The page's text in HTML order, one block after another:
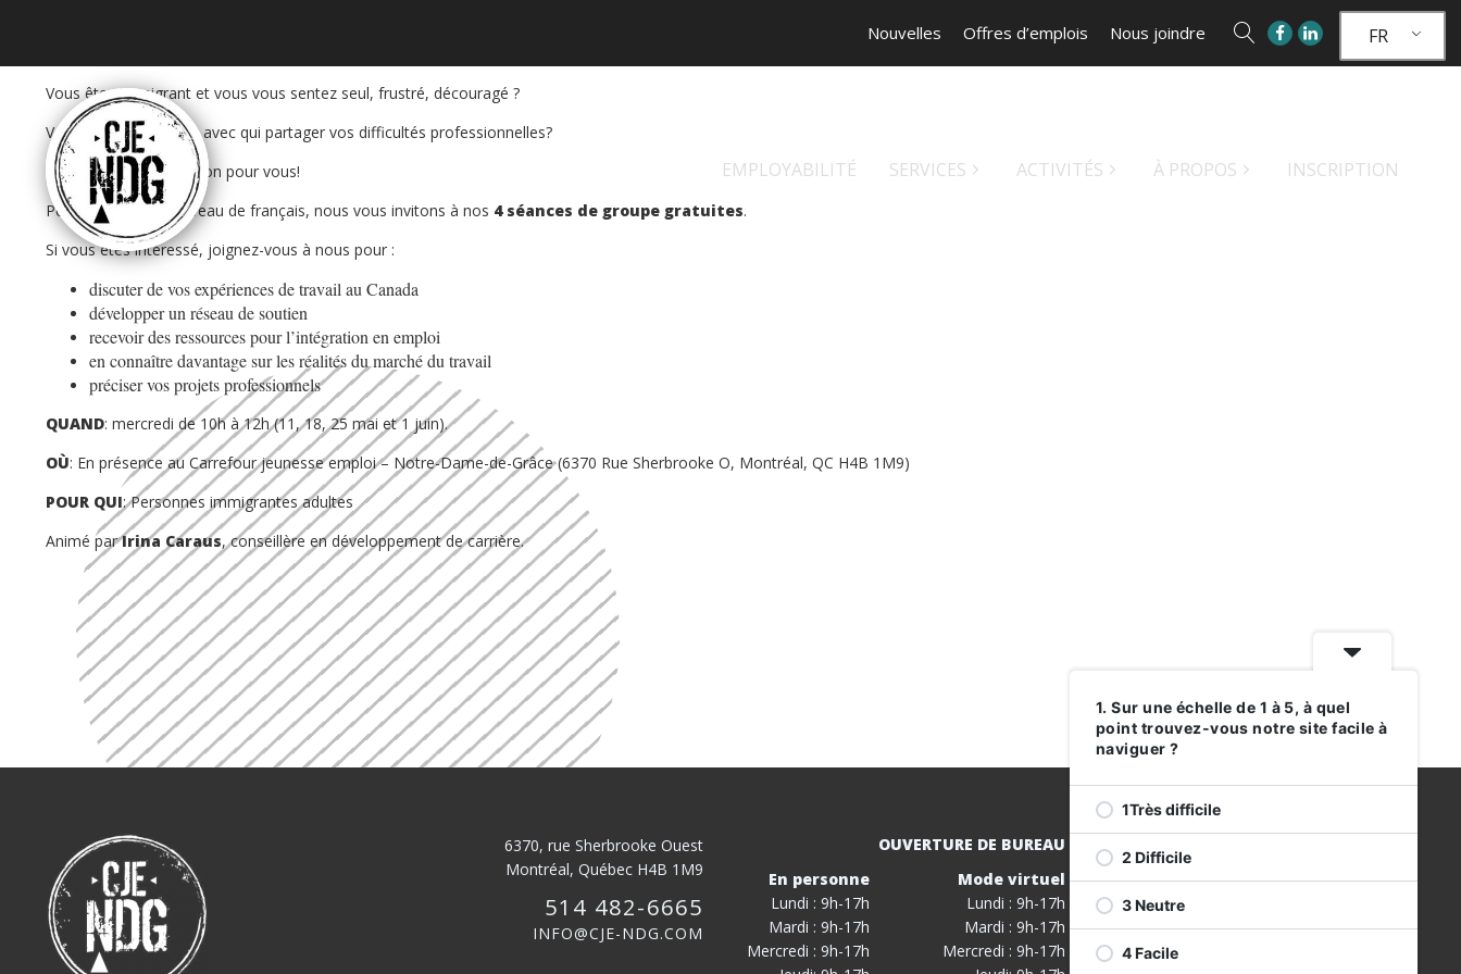
Nouvelles Offres d’emplois Nous joindre FR
EMPLOYABILITÉ SERVICES ACTIVITÉS À PROPOS INSCRIPTION
Vous êtes immigrant et vous vous sentez seul, frustré, découragé ?
Vous n’avez personne avec qui partager vos difficultés professionnelles?
Nous avons une solution pour vous!
Peu importe votre niveau de français, nous vous invitons à nos 4 séances de groupe gratuites.
Si vous êtes intéressé, joignez-vous à nous pour :
discuter de vos expériences de travail au Canada
développer un réseau de soutien
recevoir des ressources pour l’intégration en emploi
en connaître davantage sur les réalités du marché du travail
préciser vos projets professionnels
QUAND: mercredi de 10h à 12h (11, 18, 25 mai et 1 juin).
OÙ: En présence au Carrefour jeunesse emploi – Notre-Dame-de-Grâce (6370 Rue Sherbrooke O, Montréal, QC H4B 1M9)
POUR QUI: Personnes immigrantes adultes
Animé parIrina Caraus, conseillère en développement de carrière.
6370, rue Sherbrooke Ouest
Montréal, Québec H4B 1M9
514 482-6665
INFO@CJE-NDG.COM
OUVERTURE DE BUREAU
En personne
Lundi : 9h-17h
Mardi : 9h-17h
Mercredi : 9h-17h
Mode virtuel
Lundi : 9h-17h
Mardi : 9h-17h
Mercredi : 9h-17h
1. Sur une échelle de 1 à 5, à quel
point trouvez-vous notre site facile à
naviguer ?
1Très difficile
2 Difficile
3 Neutre
4 Facile